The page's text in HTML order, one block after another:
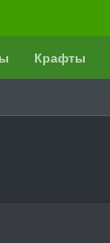
Крафты